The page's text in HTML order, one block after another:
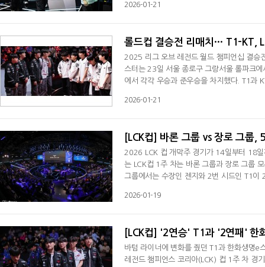
제압했다. 1세트 탑 칼날부리서 '스폰지' 배
2026-01-21
롤드컵 결승전 리매치… T1-KT,
2025 리그 오브 레전드 월드 챔피언십 결승
스터는 23일 서울 종로구 그랑서울 롤파크
에서 각각 우승과 준우승을 차지했다. T1과
했던 T1은 4세트와 5세트 승리로 역전승을
2026-01-21
[LCK컵] 바론 그룹 vs 장로 그룹,
2026 LCK 컵 개막주 경기가 14일부터 18일
는 LCK컵 1주 차는 바론 그룹과 장로 그룹
그룹에서는 수장인 젠지와 2번 시드인 T1이
로 그룹에서도 비슷한 양상이 펼쳐졌지만
2026-01-19
[LCK컵] '2연승' T1과 '2연패' 한
바텀 라이너에 변화를 줬던 T1과 한화생명e
레전드 챔피언스 코리아(LCK) 컵 1주 차 경